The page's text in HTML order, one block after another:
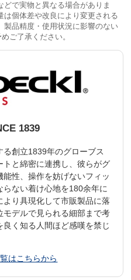
で実物と異なる場合がありま
個体差や改良により変更される
製品精度・使用状況に影響のない
ご了承ください。
1839
る創立1839年のグローブス
と綿密に連携し、彼らがグ
性、操作を妨げないフィッ
らない着け心地を180余年に
り具現化して市販製品に落
モデルで見られる細部まで考
く知る人間ほど感嘆を禁じ
はこちらから